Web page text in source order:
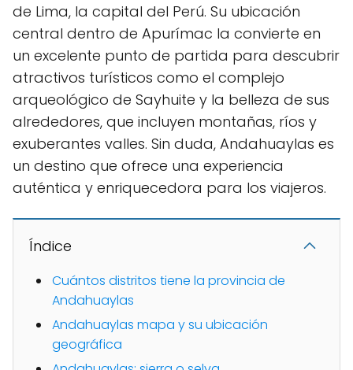
de Lima, la capital del Perú. Su ubicación
central dentro de Apurímac la convierte en
un excelente punto de partida para descubrir
atractivos turísticos como el complejo
arqueológico de Sayhuite y la belleza de sus
alrededores, que incluyen montañas, ríos y
exuberantes valles. Sin duda, Andahuaylas es
un destino que ofrece una experiencia
auténtica y enriquecedora para los viajeros.
Índice
Cuántos distritos tiene la provincia de
Andahuaylas
Andahuaylas mapa y su ubicación
geográfica